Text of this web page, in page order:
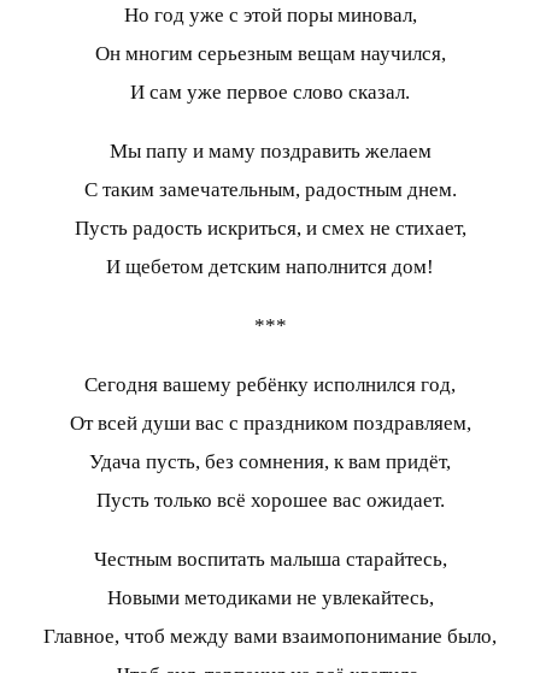
Но год уже с этой поры миновал,
Он многим серьезным вещам научился,
И сам уже первое слово сказал.
Мы папу и маму поздравить желаем
С таким замечательным, радостным днем.
Пусть радость искриться, и смех не стихает,
И щебетом детским наполнится дом!
***
Сегодня вашему ребёнку исполнился год,
От всей души вас с праздником поздравляем,
Удача пусть, без сомнения, к вам придёт,
Пусть только всё хорошее вас ожидает.
Честным воспитать малыша старайтесь,
Новыми методиками не увлекайтесь,
Главное, чтоб между вами взаимопонимание было,